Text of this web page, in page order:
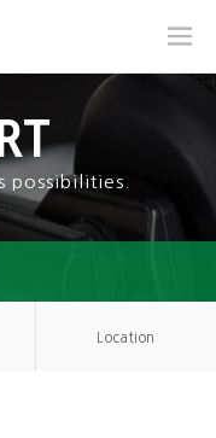
possibilities.
Location